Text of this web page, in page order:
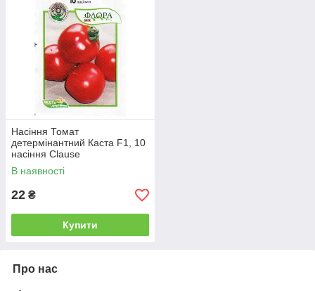
Насіння Томат
детермінантний Каста F1, 10
насіння Clause
В наявності
22 ₴
Купити
Про нас